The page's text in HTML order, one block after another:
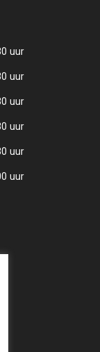
uur
uur
uur
uur
uur
uur